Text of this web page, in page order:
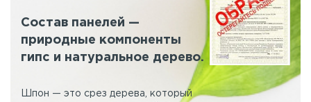
Состав панелей —
природные компоненты
гипс и натуральное дерево.
Шпон — это срез дерева, который